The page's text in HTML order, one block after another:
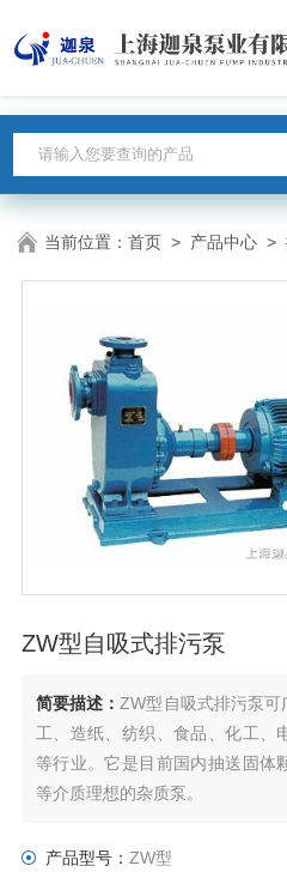
当前位置：首页 > 产品中心 >
ZW型自吸式排污泵
简要描述： ZW型自吸式排污泵
工、造纸、纺织、食品、化工、
等行业。它是目前国内抽送固体
等介质理想的杂质泵。
产品型号： ZW型